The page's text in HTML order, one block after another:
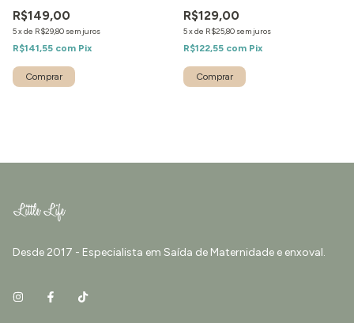
R$149,00
5xde R$29,80 sem juros
R$141,55 com Pix
R$129,00
5xde R$25,80 sem juros
R$122,55 com Pix
Desde 2017 - Especialista em Saída de Maternidade e enxoval.